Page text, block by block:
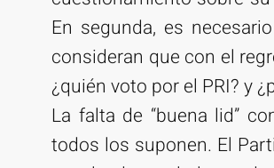
En segunda, es
consideran que con el
¿quién voto por el PRI? y
La falta de “buena lid”
todos los suponen. El